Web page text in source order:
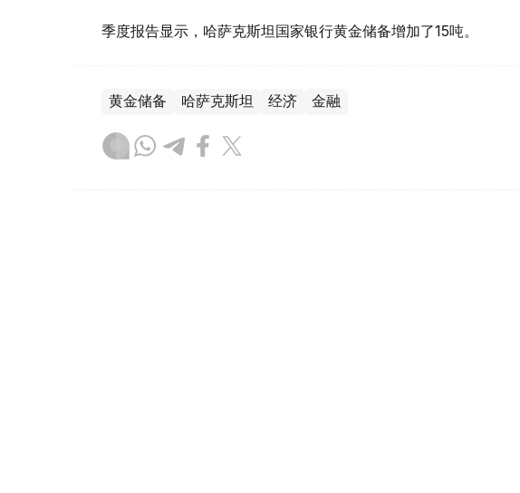
季度报告显示，哈萨克斯坦国家银行黄金储备增加了15吨。
黄金储备 哈萨克斯坦 经济 金融